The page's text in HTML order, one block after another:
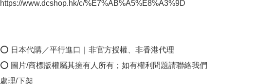
https://www.dcshop.hk/c/%E7%AB%A5%E8%A3%9D
⭕ 日本代購／平行進口｜非官方授權、非香港代理
⭕ 圖片/商標版權屬其擁有人所有；如有權利問題請聯絡我們
處理/下架